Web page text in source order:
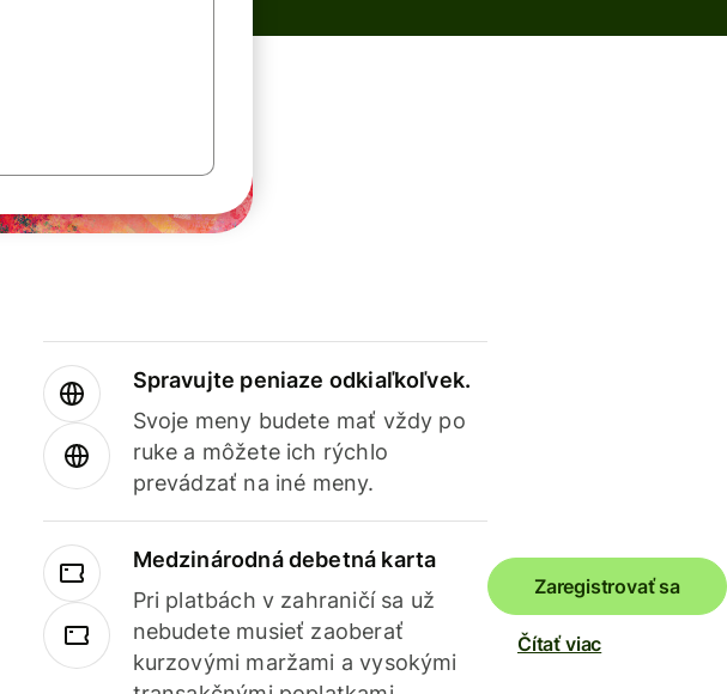
Spravujte peniaze odkiaľkoľvek.
Svoje meny budete mať vždy po
ruke a môžete ich rýchlo
prevádzať na iné meny.
Medzinárodná debetná karta
Pri platbách v zahraničí sa už
nebudete musieť zaoberať
kurzovými maržami a vysokými
Zaregistrovať sa
Čítať viac